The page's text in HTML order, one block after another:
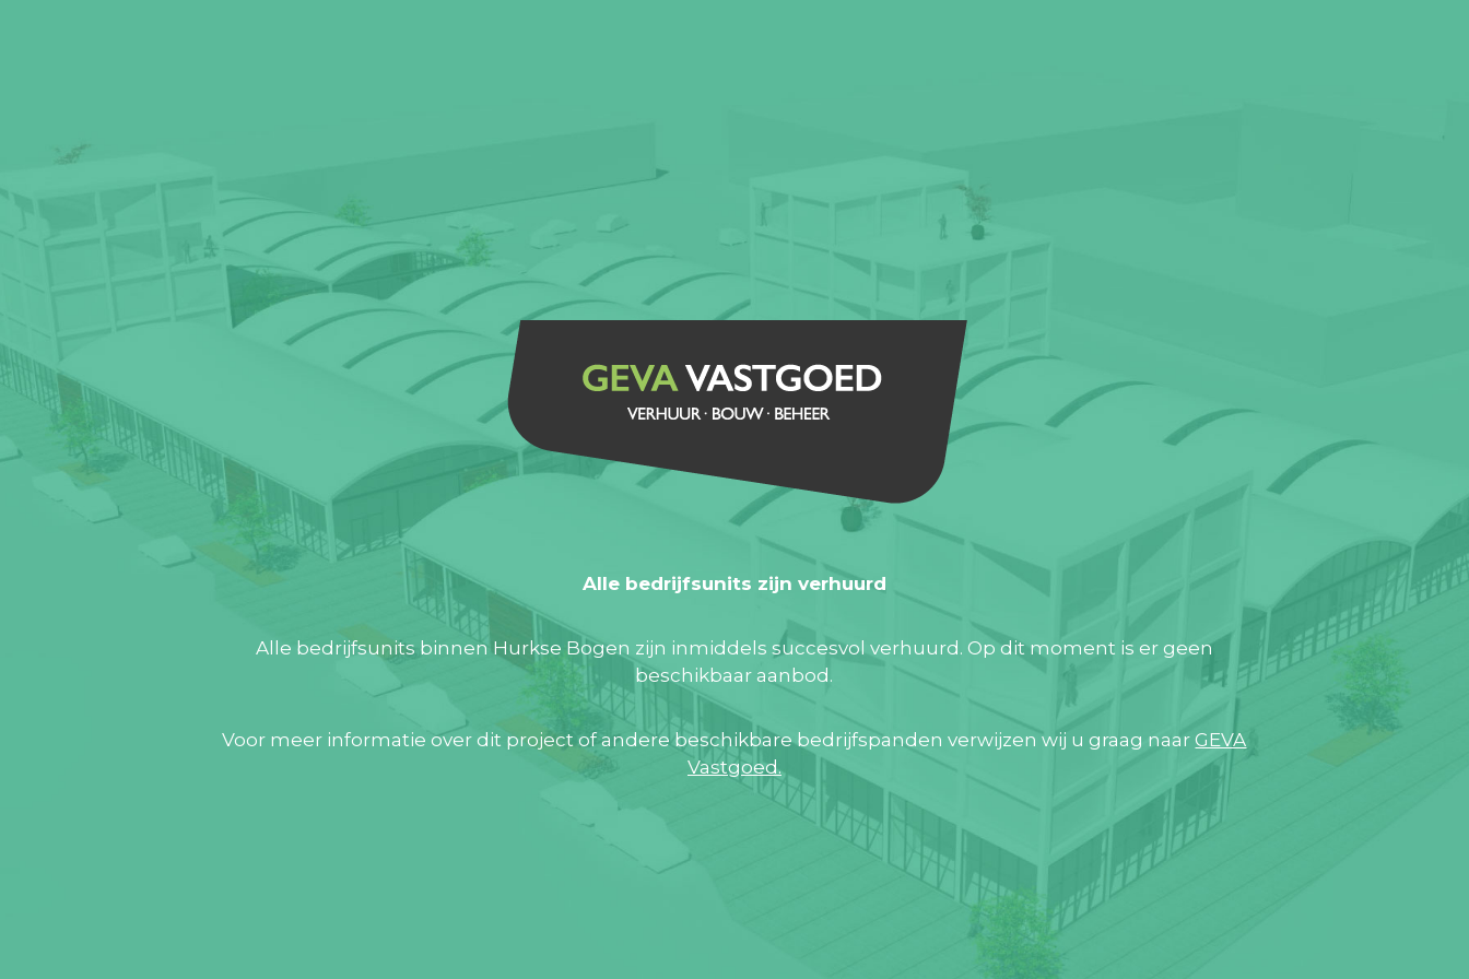
Alle bedrijfsunits zijn verhuurd
Alle bedrijfsunits binnen Hurkse Bogen zijn inmiddels succesvol verhuurd. Op dit moment is er geen
beschikbaar aanbod.
Voor meer informatie over dit project of andere beschikbare bedrijfspanden verwijzen wij u graag naarGEVA
Vastgoed.